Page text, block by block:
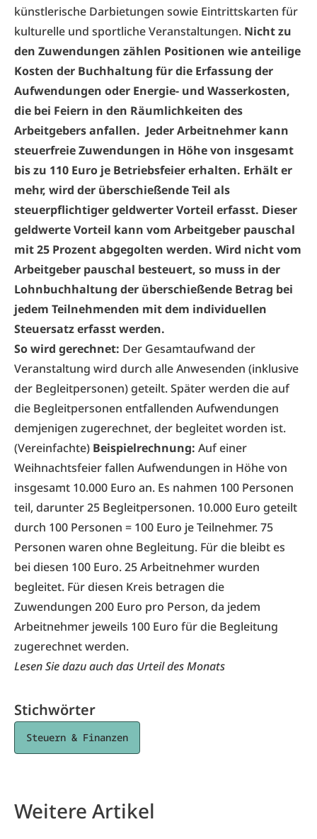
künstlerische Darbietungen sowie Eintrittskarten für
kulturelle und sportliche Veranstaltungen. Nicht zu
den Zuwendungen zählen Positionen wie anteilige
Kosten der Buchhaltung für die Erfassung der
Aufwendungen oder Energie- und Wasserkosten,
die bei Feiern in den Räumlichkeiten des
Arbeitgebers anfallen. Jeder Arbeitnehmer kann
steuerfreie Zuwendungen in Höhe von insgesamt
bis zu 110 Euro je Betriebsfeier erhalten. Erhält er
mehr, wird der überschießende Teil als
steuerpflichtiger geldwerter Vorteil erfasst. Dieser
geldwerte Vorteil kann vom Arbeitgeber pauschal
mit 25 Prozent abgegolten werden. Wird nicht vom
Arbeitgeber pauschal besteuert, so muss in der
Lohnbuchhaltung der überschießende Betrag bei
jedem Teilnehmenden mit dem individuellen
Steuersatz erfasst werden.
So wird gerechnet: Der Gesamtaufwand der
Veranstaltung wird durch alle Anwesenden (inklusive
der Begleitpersonen) geteilt. Später werden die auf
die Begleitpersonen entfallenden Aufwendungen
demjenigen zugerechnet, der begleitet worden ist.
(Vereinfachte) Beispielrechnung: Auf einer
Weihnachtsfeier fallen Aufwendungen in Höhe von
insgesamt 10.000 Euro an. Es nahmen 100 Personen
teil, darunter 25 Begleitpersonen. 10.000 Euro geteilt
durch 100 Personen = 100 Euro je Teilnehmer. 75
Personen waren ohne Begleitung. Für die bleibt es
bei diesen 100 Euro. 25 Arbeitnehmer wurden
begleitet. Für diesen Kreis betragen die
Zuwendungen 200 Euro pro Person, da jedem
Arbeitnehmer jeweils 100 Euro für die Begleitung
zugerechnet werden.
Lesen Sie dazu auch das Urteil des Monats
Stichwörter
Steuern & Finanzen
Weitere Artikel